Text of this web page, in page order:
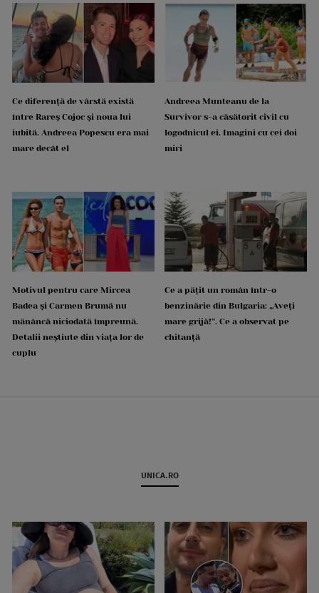
Ce diferență de vârstă există
între Rareș Cojoc și noua lui
iubită. Andreea Popescu era mai
mare decât el
Andreea Munteanu de la
Survivor s-a căsătorit civil cu
logodnicul ei. Imagini cu cei doi
miri
Motivul pentru care Mircea
Badea și Carmen Brumă nu
mănâncă niciodată împreună.
Detalii neștiute din viața lor de
cuplu
Ce a pățit un român într-o
benzinărie din Bulgaria: „Aveți
mare grijă!”. Ce a observat pe
chitanță
UNICA.RO